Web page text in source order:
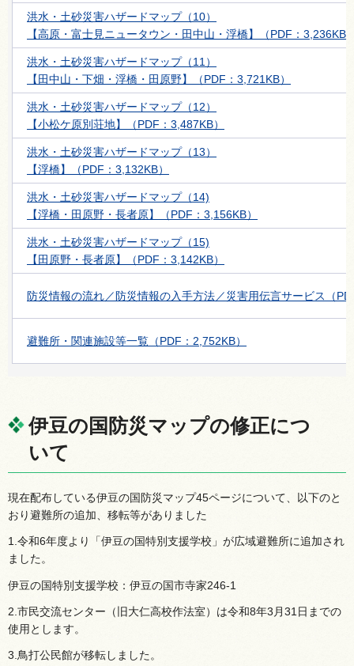
洪水・土砂災害ハザードマップ（10）
【高原・富士見ニュータウン・田中山・浮橋】（PDF：3,236KB
洪水・土砂災害ハザードマップ（11）
【田中山・下畑・浮橋・田原野】（PDF：3,721KB）
洪水・土砂災害ハザードマップ（12）
【小松ケ原別荘地】（PDF：3,487KB）
洪水・土砂災害ハザードマップ（13）
【浮橋】（PDF：3,132KB）
洪水・土砂災害ハザードマップ（14)
【浮橋・田原野・長者原】（PDF：3,156KB）
洪水・土砂災害ハザードマップ（15)
【田原野・長者原】（PDF：3,142KB）
防災情報の流れ／防災情報の入手方法／災害用伝言サービス（
避難所・関連施設等一覧（PDF：2,752KB）
伊豆の国防災マップの修正につ
いて
現在配布している伊豆の国防災マップ45ページについて、以下のと
おり避難所の追加、移転等がありました
1.令和6年度より「伊豆の国特別支援学校」が広域避難所に追加され
ました。
伊豆の国特別支援学校：伊豆の国市寺家246-1
2.市民交流センター（旧大仁高校作法室）は令和8年3月31日までの
使用とします。
3.鳥打公民館が移転しました。